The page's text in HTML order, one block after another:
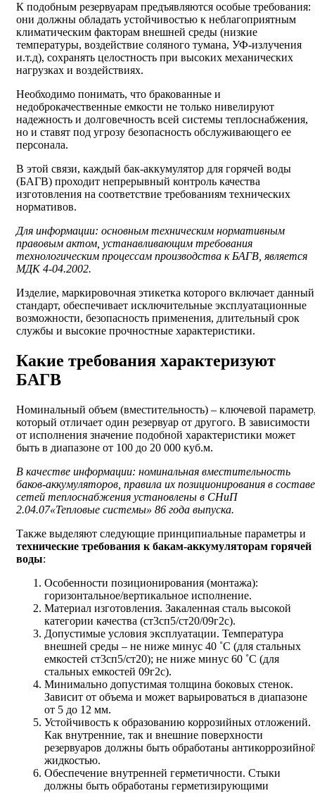
К подобным резервуарам предъявляются особые требования:
они должны обладать устойчивостью к неблагоприятным
климатическим факторам внешней среды (низкие
температуры, воздействие соляного тумана, УФ-излучения
и.т.д), сохранять целостность при высоких механических
нагрузках и воздействиях.
Необходимо понимать, что бракованные и
недоброкачественные емкости не только нивелируют
надежность и долговечность всей системы теплоснабжения,
но и ставят под угрозу безопасность обслуживающего ее
персонала.
В этой связи, каждый бак-аккумулятор для горячей воды
(БАГВ) проходит непрерывный контроль качества
изготовления на соответствие требованиям технических
нормативов.
Для информации: основным техническим нормативным
правовым актом, устанавливающим требования
технологическим процессам производства к БАГВ, является
МДК 4-04.2002.
Изделие, маркировочная этикетка которого включает данный
стандарт, обеспечивает исключительные эксплуатационные
возможности, безопасность применения, длительный срок
службы и высокие прочностные характеристики.
Какие требования характеризуют
БАГВ
Номинальный объем (вместительность) – ключевой
который отличает один резервуар от другого. В зависимости
от исполнения значение подобной характеристики может
быть в диапазоне от 100 до 20 000 куб.м.
В качестве информации: номинальная вместительность
баков-аккумуляторов, правила их позиционирования в составе
сетей теплоснабжения установлены в СНиП
2.04.07«Тепловые системы» 86 года выпуска.
Также выделяют следующие принципиальные параметры и
технические требования к бакам-аккумуляторам горячей
воды:
Особенности позиционирования (монтажа):
горизонтальное/вертикальное исполнение.
Материал изготовления. Закаленная сталь высокой
категории качества (ст3сп5/ст20/09г2с).
Допустимые условия эксплуатации. Температура
внешней среды – не ниже минус 40 ˚С (для стальных
емкостей ст3сп5/ст20); не ниже минус 60 ˚С (для
стальных емкостей 09г2с).
Минимально допустимая толщина боковых стенок.
Зависит от объема и может варьироваться в диапазоне
от 5 до 12 мм.
Устойчивость к образованию коррозийных отложений.
Как внутренние, так и внешние поверхности
резервуаров должны быть обработаны
жидкостью.
Обеспечение внутренней герметичности. Стыки
должны быть обработаны герметизирующими